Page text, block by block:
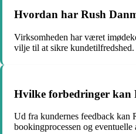
Hvordan har Rush
Virksomheden har været
vilje til at sikre kundetilfredshed.
Hvilke forbedringer kan
Ud fra kundernes feedback kan
bookingprocessen og